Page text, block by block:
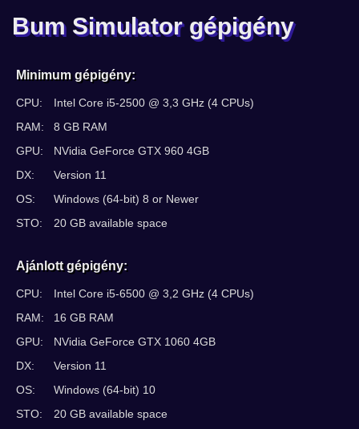
Bum Simulator gépigény
Minimum gépigény:
CPU:
Intel Core i5-2500 @ 3,3 GHz (4 CPUs)
RAM:
8 GB RAM
GPU:
NVidia GeForce GTX 960 4GB
DX:
Version 11
OS:
Windows (64-bit) 8 or Newer
STO:
20 GB available space
Ajánlott gépigény:
CPU:
Intel Core i5-6500 @ 3,2 GHz (4 CPUs)
RAM:
16 GB RAM
GPU:
NVidia GeForce GTX 1060 4GB
DX:
Version 11
OS:
Windows (64-bit) 10
STO:
20 GB available space